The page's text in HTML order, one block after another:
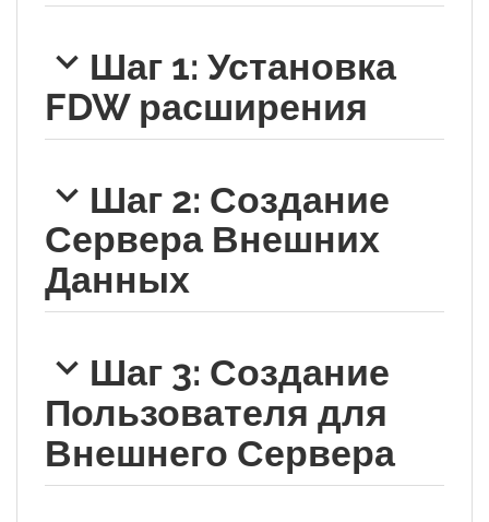
Шаг 1: Установка
FDW расширения
Шаг 2: Создание
Сервера Внешних
Данных
Шаг 3: Создание
Пользователя для
Внешнего Сервера